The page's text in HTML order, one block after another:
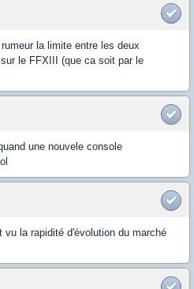
la limite entre les deux
le FFXIII (que ca soit par le
une nouvele console
la rapidité d'évolution du marché